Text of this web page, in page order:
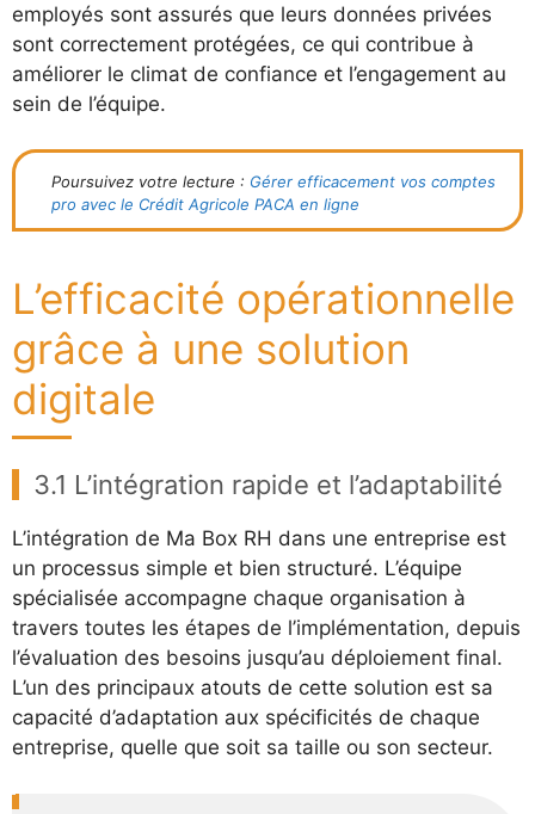
employés sont assurés que leurs données privées
sont correctement protégées, ce qui contribue à
améliorer le climat de confiance et l’engagement au
sein de l’équipe.
Poursuivez votre lecture : Gérer efficacement vos comptes
pro avec le Crédit Agricole PACA en ligne
L’efficacité opérationnelle
grâce à une solution
digitale
3.1 L’intégration rapide et l’adaptabilité
L’intégration de Ma Box RH dans une entreprise est
un processus simple et bien structuré. L’équipe
spécialisée accompagne chaque organisation à
travers toutes les étapes de l’implémentation, depuis
l’évaluation des besoins jusqu’au déploiement final.
L’un des principaux atouts de cette solution est sa
capacité d’adaptation aux spécificités de chaque
entreprise, quelle que soit sa taille ou son secteur.